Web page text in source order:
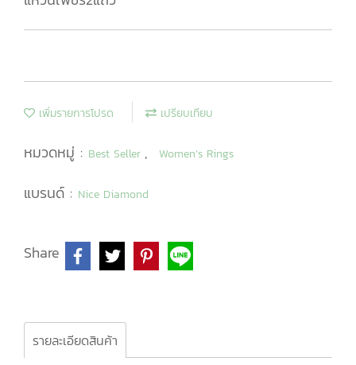
เพิ่มรายการโปรด เปรียบเทียบ
หมวดหมู่ : Best Seller , Women’s Rings
แบรนด์ : Nice Diamond
Share
รายละเอียดสินค้า